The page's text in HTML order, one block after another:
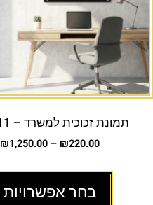
תמונת זכוכית למשרד – AU-011
₪220.00
–
₪1,250.00
בחר אפשרויות